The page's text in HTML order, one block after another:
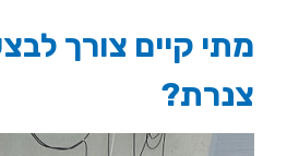
מתי קיים צורך
צנרת?